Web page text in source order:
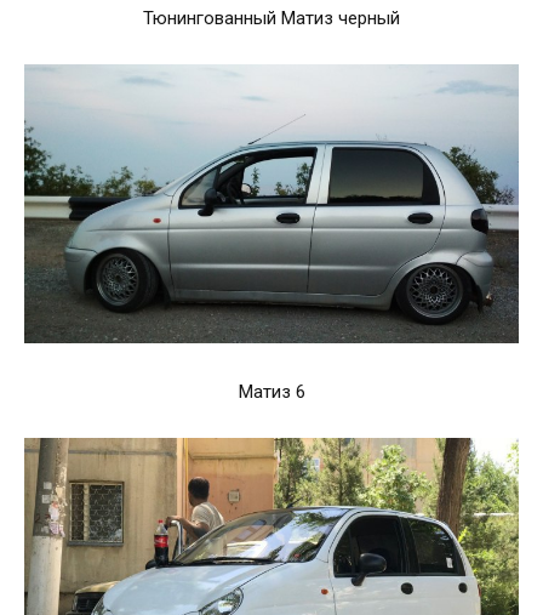
Тюнингованный Матиз черный
Матиз 6